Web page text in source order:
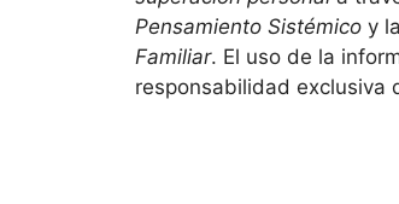
Pensamiento Sistémico y la
Familiar. El uso de la
responsabilidad exclusiva